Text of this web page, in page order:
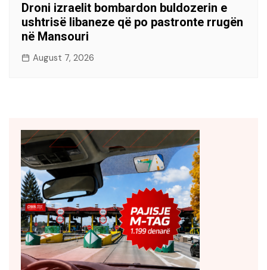
Droni izraelit bombardon buldozerin e
ushtrisë libaneze që po pastronte rrugën
në Mansouri
August 7, 2026